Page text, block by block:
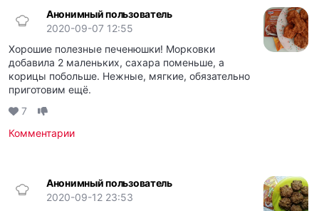
Анонимный пользователь
2020-09-07 12:55
Хорошие полезные печенюшки! Морковки
добавила 2 маленьких, сахара поменьше, а
корицы побольше. Нежные, мягкие, обязательно
приготовим ещё.
7
Комментарии
Анонимный пользователь
2020-09-12 23:53